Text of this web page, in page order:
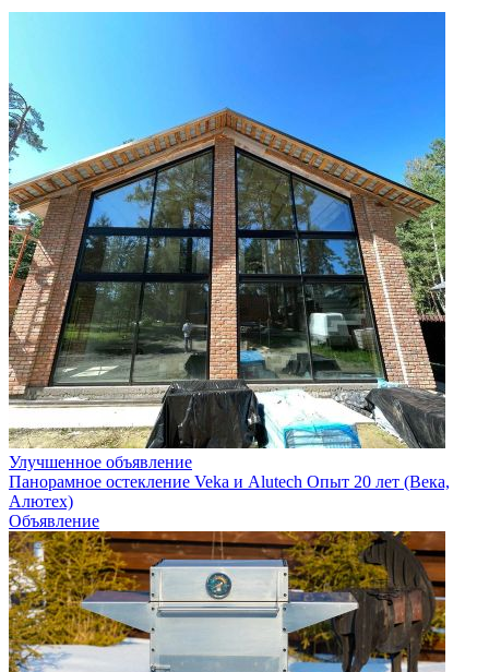
Улучшенное объявление
Панорамное остекление Veka и Alutech Опыт 20 лет (Века,
Алютех)
Объявление